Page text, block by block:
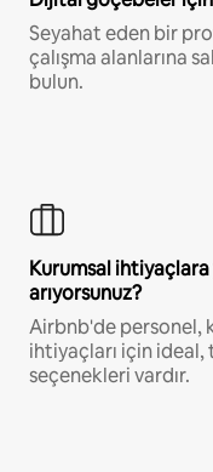
Seyahat eden bir
çalışma alanlarına
bulun.
Kurumsal
arıyorsunuz?
Airbnb'de personel,
ihtiyaçları için
seçenekleri vardır.